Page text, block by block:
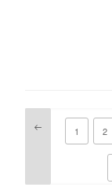
稿
ペ
前
ー
固
定
1
固
定
ー
2